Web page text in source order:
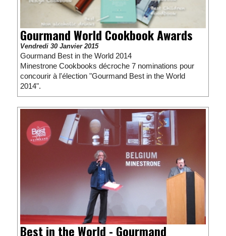
Gourmand World Cookbook Awards
Vendredi 30 Janvier 2015
Gourmand Best in the World 2014
Minestrone Cookbooks décroche 7 nominations pour
concourir à l'élection "Gourmand Best in the World
2014".
Best in the World - Gourmand